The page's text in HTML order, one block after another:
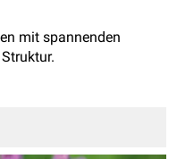
mit spannenden